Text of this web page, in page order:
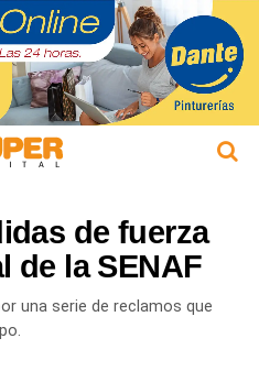
de fuerza
de la SENAF
una serie de reclamos que